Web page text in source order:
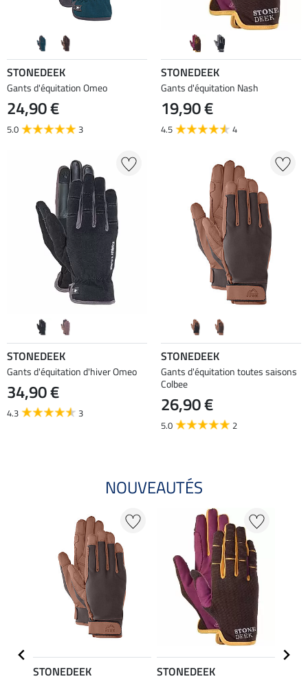
STONEDEEK
Gants d'équitation Omeo
24,90 €
5.0 3
STONEDEEK
Gants d'équitation Nash
19,90 €
4.5 4
STONEDEEK
Gants d'équitation d'hiver Omeo
34,90 €
4.3 3
STONEDEEK
Gants d'équitation toutes saisons
Colbee
26,90 €
5.0 2
NOUVEAUTÉS
STONEDEEK
STONEDEEK